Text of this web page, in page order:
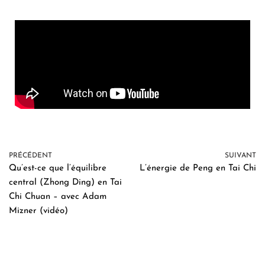
PRÉCÉDENT
Qu’est-ce que l’équilibre
central (Zhong Ding) en Tai
Chi Chuan – avec Adam
Mizner (vidéo)
SUIVANT
L’énergie de Peng en Tai Chi